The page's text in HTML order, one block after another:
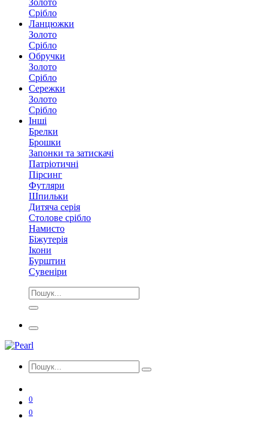
Срібло
Ланцюжки
Золото
Срібло
Обручки
Золото
Срібло
Сережки
Золото
Срібло
Інші
Брелки
Брошки
Запонки та затискачі
Патріотичні
Пірсинг
Футляри
Шпильки
Дитяча серія
Столове срібло
Намисто
Біжутерія
Ікони
Бурштин
Сувеніри
0
0